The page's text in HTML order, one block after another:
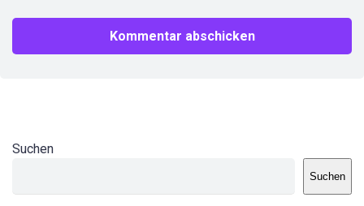
Suchen
Suchen